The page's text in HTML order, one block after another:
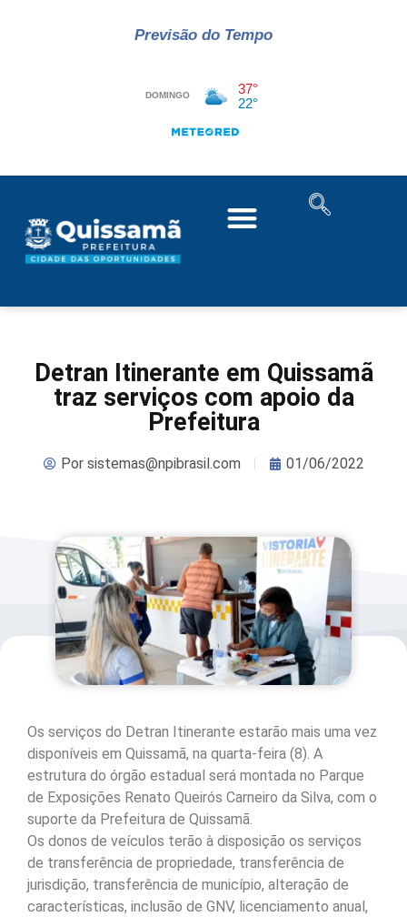
Previsão do Tempo
Detran Itinerante em Quissamã
traz serviços com apoio da
Prefeitura
Porsistemas@npibrasil.com 01/06/2022
Os serviços do Detran Itinerante estarão mais uma vez
disponíveis em Quissamã, na quarta-feira (8). A
estrutura do órgão estadual será montada no Parque
de Exposições Renato Queirós Carneiro da Silva, com o
suporte da Prefeitura de Quissamã.
Os donos de veículos terão à disposição os serviços
de transferência de propriedade, transferência de
jurisdição, transferência de município, alteração de
características, inclusão de GNV, licenciamento anual,